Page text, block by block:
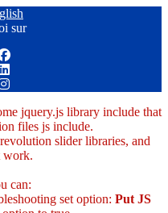
sur
jquery.js library include that
files js include.
slider libraries, and
work.
can:
set option: Put JS